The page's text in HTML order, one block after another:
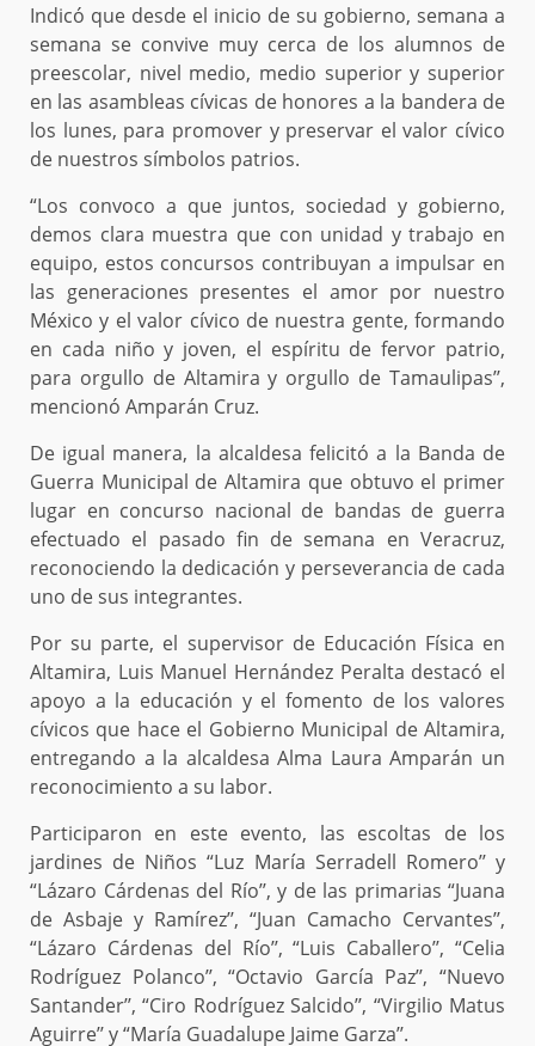
Indicó que desde el inicio de su gobierno, semana a
semana se convive muy cerca de los alumnos de
preescolar, nivel medio, medio superior y superior
en las asambleas cívicas de honores a la bandera de
los lunes, para promover y preservar el valor cívico
de nuestros símbolos patrios.
“Los convoco a que juntos, sociedad y gobierno,
demos clara muestra que con unidad y trabajo en
equipo, estos concursos contribuyan a impulsar en
las generaciones presentes el amor por nuestro
México y el valor cívico de nuestra gente, formando
en cada niño y joven, el espíritu de fervor patrio,
para orgullo de Altamira y orgullo de Tamaulipas’’,
mencionó Amparán Cruz.
De igual manera, la alcaldesa felicitó a la Banda de
Guerra Municipal de Altamira que obtuvo el primer
lugar en concurso nacional de bandas de guerra
efectuado el pasado fin de semana en Veracruz,
reconociendo la dedicación y perseverancia de cada
uno de sus integrantes.
Por su parte, el supervisor de Educación Física en
Altamira, Luis Manuel Hernández Peralta destacó el
apoyo a la educación y el fomento de los valores
cívicos que hace el Gobierno Municipal de Altamira,
entregando a la alcaldesa Alma Laura Amparán un
reconocimiento a su labor.
Participaron en este evento, las escoltas de los
jardines de Niños “Luz María Serradell Romero’’ y
“Lázaro Cárdenas del Río’’, y de las primarias “Juana
de Asbaje y Ramírez’’, “Juan Camacho Cervantes’’,
“Lázaro Cárdenas del Río’’, “Luis Caballero’’, “Celia
Rodríguez Polanco’’, “Octavio García Paz’’, “Nuevo
Santander’’, “Ciro Rodríguez Salcido’’, “Virgilio Matus
Aguirre’’ y “María Guadalupe Jaime Garza’’.